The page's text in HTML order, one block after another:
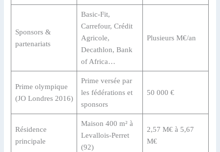
Sponsors &
partenariats
Basic-Fit,
Carrefour, Crédit
Agricole,
Decathlon, Bank
of Africa…
Plusieurs M€/an
Prime olympique
(JO Londres 2016)
Prime versée par
les fédérations et
sponsors
50 000 €
Résidence
principale
Maison 400 m² à
Levallois-Perret
(92)
2,57 M€ à 5,67
M€